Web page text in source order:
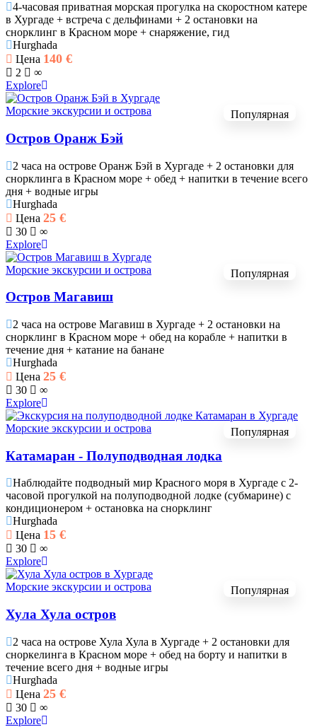
4-часовая приватная морская прогулка на скоростном катере
в Хургаде + встреча с дельфинами + 2 остановки на
снорклинг в Красном море + снаряжение, гид
Hurghada
Цена 140 €
2
∞
Explore
Популярная
Морские экскурсии и острова
Остров Оранж Бэй
2 часа на острове Оранж Бэй в Хургаде + 2 остановки для
снорклинга в Красном море + обед + напитки в течение всего
дня + водные игры
Hurghada
Цена 25 €
30
∞
Explore
Популярная
Морские экскурсии и острова
Остров Магавиш
2 часа на острове Магавиш в Хургаде + 2 остановки на
снорклинг в Красном море + обед на корабле + напитки в
течение дня + катание на банане
Hurghada
Цена 25 €
30
∞
Explore
Популярная
Морские экскурсии и острова
Катамаран - Полуподводная лодка
Наблюдайте подводный мир Красного моря в Хургаде с 2-
часовой прогулкой на полуподводной лодке (субмарине) с
кондиционером + остановка на снорклинг
Hurghada
Цена 15 €
30
∞
Explore
Популярная
Морские экскурсии и острова
Хула Хула остров
2 часа на острове Хула Хула в Хургаде + 2 остановки для
сноркелинга в Красном море + обед на борту и напитки в
течение всего дня + водные игры
Hurghada
Цена 25 €
30
∞
Explore